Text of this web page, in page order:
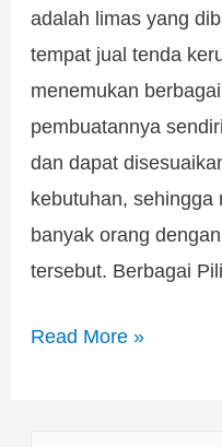
adalah limas yang
tempat jual tenda
menemukan
pembuatannya
dan dapat
kebutuhan, sehingga
banyak orang
tersebut. Berbagai
Read More »